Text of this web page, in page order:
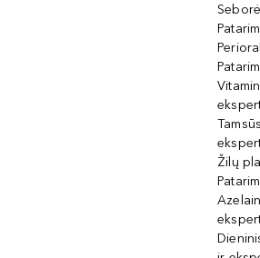
Žilų